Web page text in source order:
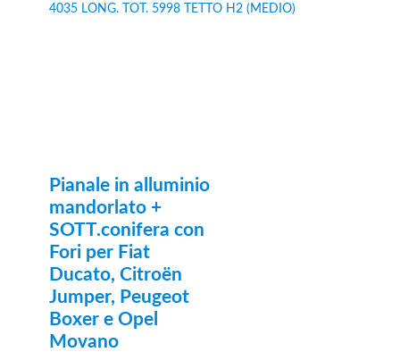
Pianale in alluminio
mandorlato +
SOTT.conifera con
Fori per Fiat
Ducato, Citroën
Jumper, Peugeot
Boxer e Opel
Movano